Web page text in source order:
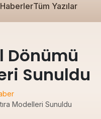
Tüm Yazılar
Dönümü
Sunuldu
Modelleri Sunuldu